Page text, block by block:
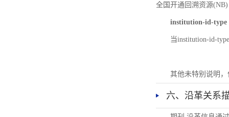
全国开通回溯资源(NB)
institution-id-type
当institution-id-
其他未特别说明
六、沿革关系